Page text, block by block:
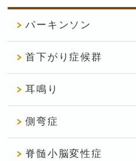
パーキンソン
首下がり症候群
耳鳴り
側弯症
脊髄小脳変性症